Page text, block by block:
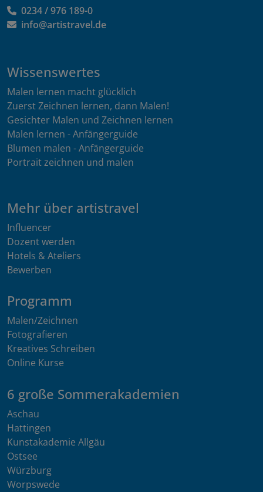
0234 / 976 189-0
info@artistravel.de
Wissenswertes
Malen lernen macht glücklich
Zuerst Zeichnen lernen, dann Malen!
Gesichter Malen und Zeichnen lernen
Malen lernen - Anfängerguide
Blumen malen - Anfängerguide
Portrait zeichnen und malen
Mehr über artistravel
Influencer
Dozent werden
Hotels & Ateliers
Bewerben
Programm
Malen/Zeichnen
Fotografieren
Kreatives Schreiben
Online Kurse
6 große Sommerakademien
Aschau
Hattingen
Kunstakademie Allgäu
Ostsee
Würzburg
Worpswede